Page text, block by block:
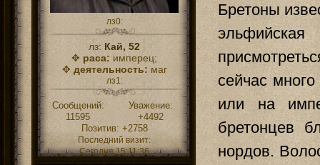
лз0:
лз: Кай, 52
✥ раса: имперец;
✥ деятельность: маг
лз1:
Сообщений:
11595
Уважение:
+4492
Позитив: +2758
Последний визит:
Сегодня 15:11:36
Бретоны
сейчас
или на
бретонцев
нордов.